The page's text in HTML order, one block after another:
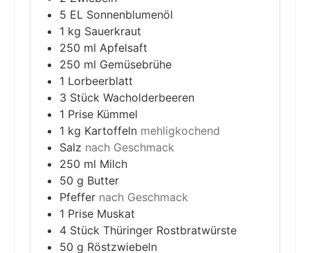
5 EL Sonnenblumenöl
1 kg Sauerkraut
250 ml Apfelsaft
250 ml Gemüsebrühe
1 Lorbeerblatt
3 Stück Wacholderbeeren
1 Prise Kümmel
1 kg Kartoffeln mehligkochend
Salz nach Geschmack
250 ml Milch
50 g Butter
Pfeffer nach Geschmack
1 Prise Muskat
4 Stück Thüringer Rostbratwürste
50 g Röstzwiebeln